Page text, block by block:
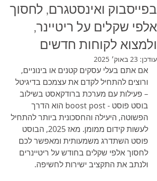
בפייסבוק ואינסטגרם, לחסוך
אלפי שקלים על ריטיינר,
ולמצוא לקוחות חדשים
עודכן: 23 באוק׳ 2025
אם אתם בעלי עסקים קטנים או בינוניים,
ורוצים להתחיל לקדם את עצמכם בדיגיטל
– פעילות עם מערכת ברודקאסט בשילוב
בוסט פוסט - boost post הוא הדרך
הפשוטה, היעילה והחסכונית ביותר להתחיל
לעשות קידום ממומן. מאז 2025, הבוסט
פוסט השתדרג משמעותית ומאפשר לכם
לחסוך אלפי שקלים בחודש על ריטיינרים
ולנתב את התקציב ישירות לחשיפה.